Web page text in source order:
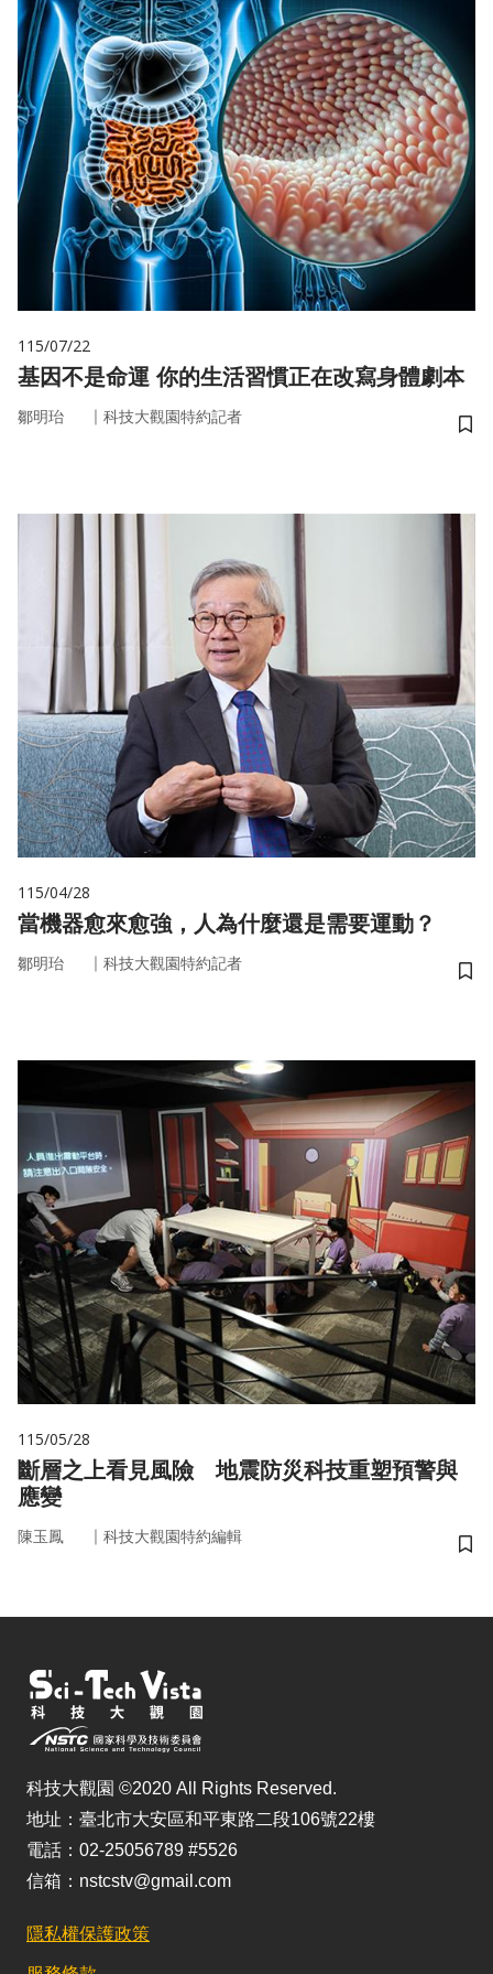
115/07/22
基因不是命運 你的生活習慣正在改寫身體劇本
鄒明珆 ｜ 科技大觀園特約記者
儲
115/04/28
當機器愈來愈強，人為什麼還是需要運動？
鄒明珆 ｜ 科技大觀園特約記者
儲
115/05/28
斷層之上看見風險 地震防災科技重塑預警與
應變
陳玉鳳 ｜ 科技大觀園特約編輯
儲
科技大觀園 ©2020 All Rights Reserved.
地址：臺北市大安區和平東路二段106號22樓
電話：02-25056789 #5526
信箱：nstcstv@gmail.com
隱私權保護政策